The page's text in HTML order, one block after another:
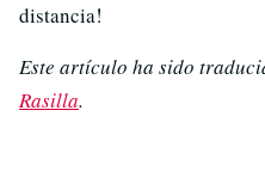
distancia!
Este artículo ha sido
Rasilla.